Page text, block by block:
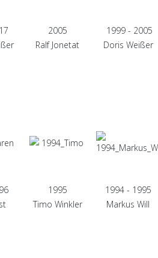
2005
Ralf Jonetat
1999 - 2005
Doris Weißer
1995
Timo Winkler
1994 - 1995
Markus Will